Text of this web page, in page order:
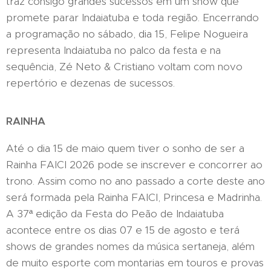
promete parar Indaiatuba e toda região. Encerrando
a programação no sábado, dia 15, Felipe Nogueira
representa Indaiatuba no palco da festa e na
sequência, Zé Neto & Cristiano voltam com novo
repertório e dezenas de sucessos.
RAINHA
Até o dia 15 de maio quem tiver o sonho de ser a
Rainha FAICI 2026 pode se inscrever e concorrer ao
trono. Assim como no ano passado a corte deste ano
será formada pela Rainha FAICI, Princesa e Madrinha.
A 37ª edição da Festa do Peão de Indaiatuba
acontece entre os dias 07 e 15 de agosto e terá
shows de grandes nomes da música sertaneja, além
de muito esporte com montarias em touros e provas